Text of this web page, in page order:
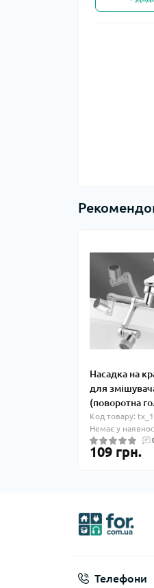
Насадка на
для
(поворотна
Код товару:
Немає у
109 грн.
Телефони